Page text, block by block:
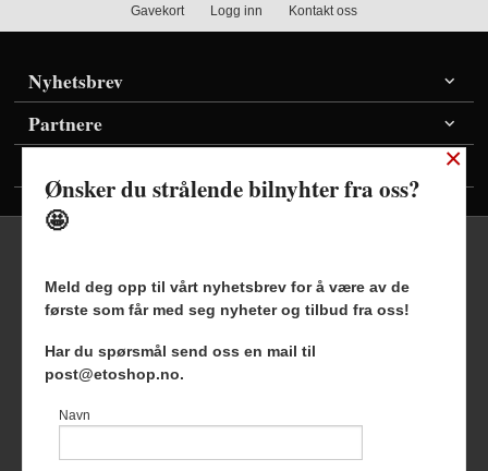
Gavekort Logg inn Kontakt oss
Nyhetsbrev
Partnere
Frakt Kjøpsbetingelser Sikkerhet og personvern
Nyhetsbrev Blogg
Foretaksregisteret 927127954
×
Ønsker du strålende bilnyhter fra oss?
🤩
Meld deg opp til vårt nyhetsbrev for å være av de
første som får med seg nyheter og tilbud fra oss!
Har du spørsmål send oss en mail til
post@etoshop.no.
Navn